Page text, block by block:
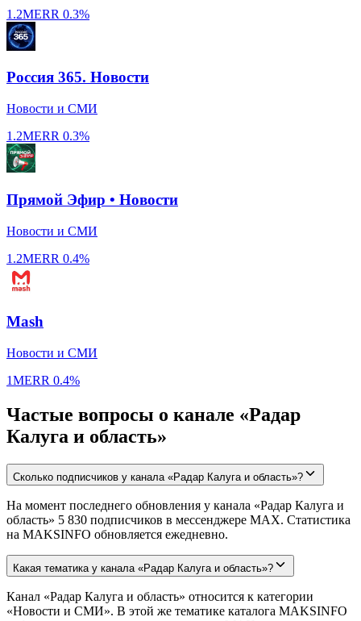
1.2MERR 0.3%
Россия 365. Новости
Новости и СМИ
1.2MERR 0.3%
Прямой Эфир • Новости
Новости и СМИ
1.2MERR 0.4%
Mash
Новости и СМИ
1MERR 0.4%
Частые вопросы о канале «Радар
Калуга и область»
Сколько подписчиков у канала «Радар Калуга и область»?
На момент последнего обновления у канала «Радар Калуга и
область» 5 830 подписчиков в мессенджере MAX. Статистика
на MAKSINFO обновляется ежедневно.
Какая тематика у канала «Радар Калуга и область»?
Канал «Радар Калуга и область» относится к категории
«Новости и СМИ». В этой же тематике каталога MAKSINFO